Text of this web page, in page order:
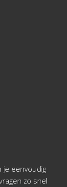
je eenvoudig
zo snel